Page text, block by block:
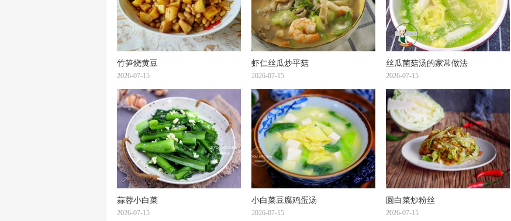
竹笋烧黄豆
2026-07-15
虾仁丝瓜炒平菇
2026-07-15
丝瓜菌菇汤的家常做法
2026-07-15
蒜蓉小白菜
2026-07-15
小白菜豆腐鸡蛋汤
2026-07-15
圆白菜炒粉丝
2026-07-15